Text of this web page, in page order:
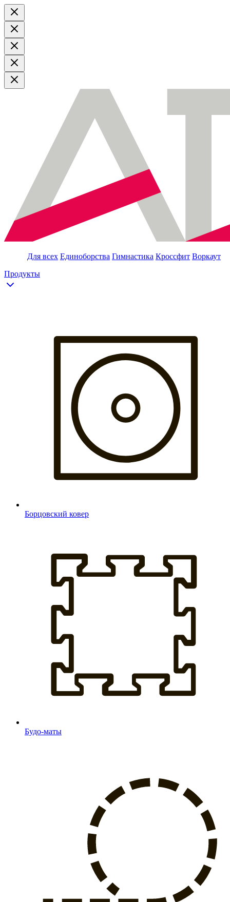
Для всех Единоборства Гимнастика Кроссфит Воркаут
Продукты
Борцовский ковер
Будо-маты